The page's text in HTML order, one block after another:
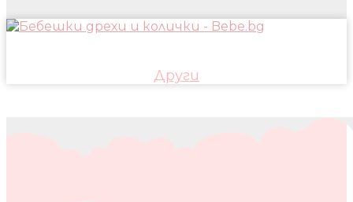
Други